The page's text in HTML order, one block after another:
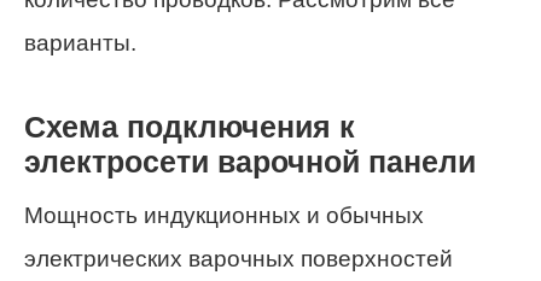
варианты.
Схема подключения к
электросети варочной панели
Мощность индукционных и обычных
электрических варочных поверхностей